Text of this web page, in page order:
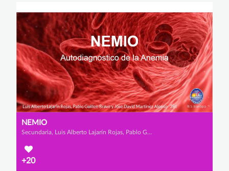
NEMIO
Secundaria, Luis Alberto Lajarín Rojas, Pablo Guillén Bravo y José David Martínez Alonso
+20